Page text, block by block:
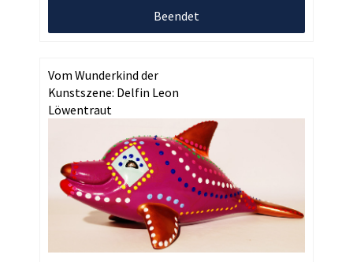
Beendet
Vom Wunderkind der
Kunstszene: Delfin Leon
Löwentraut